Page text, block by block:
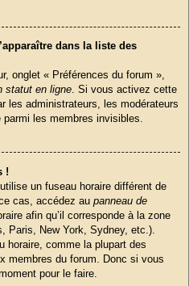
dans la liste des
onglet « Préférences du forum »,
statut en ligne . Si vous activez cette
les administrateurs, les modérateurs
les membres invisibles.
!
un fuseau horaire différent de
cas, accédez au panneau de
afin qu’il corresponde à la zone
Paris, New York, Sydney, etc.).
horaire, comme la plupart des
membres du forum. Donc si vous
pour le faire.